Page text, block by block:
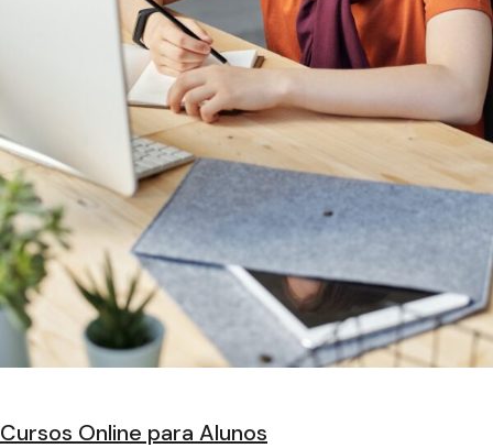
Cursos Online para Alunos